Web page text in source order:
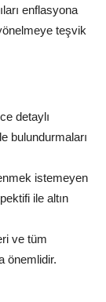
enflasyona
teşvik
detaylı
bulundurmaları
istemeyen
ile altın
ve tüm
önemlidir.